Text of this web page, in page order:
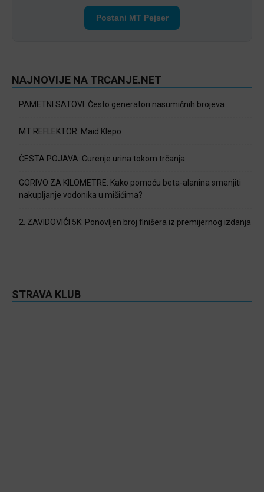
Postani MT Pejser
NAJNOVIJE NA TRCANJE.NET
PAMETNI SATOVI: Često generatori nasumičnih brojeva
MT REFLEKTOR: Maid Klepo
ČESTA POJAVA: Curenje urina tokom trčanja
GORIVO ZA KILOMETRE: Kako pomoću beta-alanina smanjiti
nakupljanje vodonika u mišićima?
2. ZAVIDOVIĆI 5K: Ponovljen broj finišera iz premijernog izdanja
STRAVA KLUB